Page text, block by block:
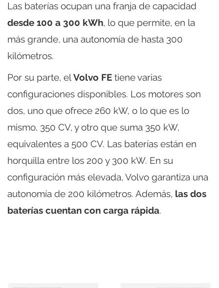
Las baterías ocupan una franja de capacidad
desde 100 a 300 kWh, lo que permite, en la
más grande, una autonomía de hasta 300
kilómetros.
Por su parte, elVolvo FE tiene varias
configuraciones disponibles. Los motores son
dos, uno que ofrece 260 kW, o lo que es lo
mismo, 350 CV, y otro que suma 350 kW,
equivalentes a 500 CV. Las baterías están en
horquilla entre los 200 y 300 kW. En su
configuración más elevada, Volvo garantiza una
autonomía de 200 kilómetros. Además, las dos
baterías cuentan con carga rápida.